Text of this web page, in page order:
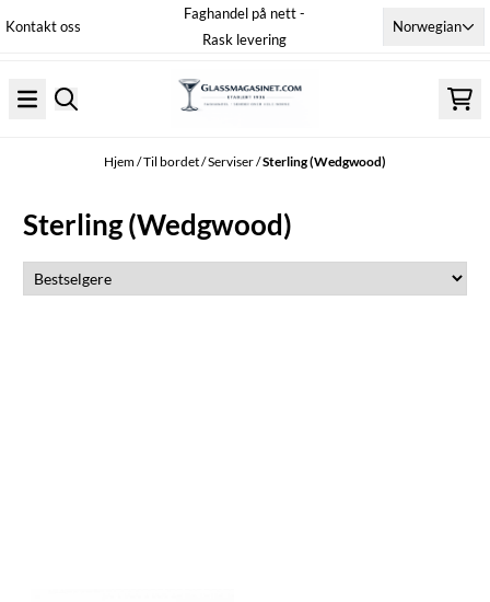
Hopp til innhold
Kontakt oss
Faghandel på nett -
Rask levering
Norwegian
Hjem/Til bordet/Serviser/Sterling (Wedgwood)
Sterling (Wedgwood)